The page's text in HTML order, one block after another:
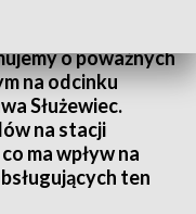
o poważnych
na odcinku
Służewiec.
na stacji
ma wpływ na
ten